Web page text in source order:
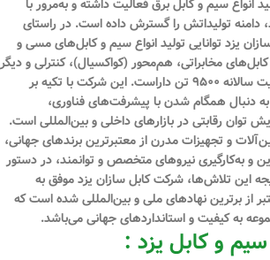
انواع سیم و کابل برق فعالیت داشته و به‌مرور با
تولیداتش را گسترش داده است. در راستای
یزد توانایی تولید انواع سیم و کابل‌های مسی و
مخابراتی، هم‌محور (کواکسیال)، کنترلی و دیگر
محصولات مرتبط را با ظرفیت سالانه ۹۵۰۰ تن داراست. این شرکت با تکیه بر
دنبال همگام شدن با پیشرفت‌های فناوری،
توان رقابتی در بازارهای داخلی و بین‌المللی است.
و تجهیزات مدرن از معتبرترین برندهای جهانی،
و به‌کارگیری نیروهای متخصص و توانمند، در دستور
این تلاش‌ها، شرکت کابل سازان یزد موفق به
از برترین نهادهای ملی و بین‌المللی شده است که
به کیفیت و استانداردهای جهانی می‌باشد.
و کابل یزد :